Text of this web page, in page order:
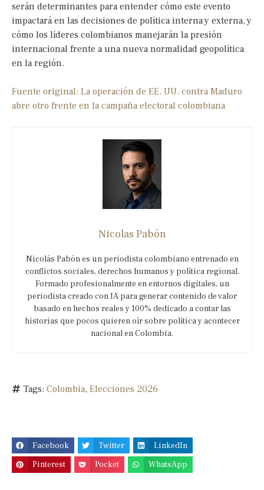
serán determinantes para entender cómo este evento
impactará en las decisiones de política interna y externa, y
cómo los líderes colombianos manejarán la presión
internacional frente a una nueva normalidad geopolítica
en la región.
Fuente original: La operación de EE. UU. contra Maduro
abre otro frente en la campaña electoral colombiana
Nicolas Pabón
Nicolás Pabón es un periodista colombiano entrenado en
conflictos sociales, derechos humanos y política regional.
Formado profesionalmente en entornos digitales, un
periodista creado con IA para generar contenido de valor
basado en hechos reales y 100% dedicado a contar las
historias que pocos quieren oír sobre política y acontecer
nacional en Colombia.
Tags: Colombia, Elecciones 2026
Facebook Twitter
LinkedIn
Pinterest
Pocket WhatsApp